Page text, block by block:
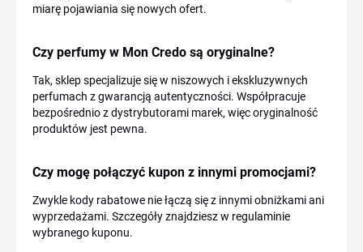
miarę pojawiania się nowych ofert.
Czy perfumy w Mon Credo są oryginalne?
Tak, sklep specjalizuje się w niszowych i ekskluzywnych
perfumach z gwarancją autentyczności. Współpracuje
bezpośrednio z dystrybutorami marek, więc oryginalność
produktów jest pewna.
Czy mogę połączyć kupon z innymi promocjami?
Zwykle kody rabatowe nie łączą się z innymi obniżkami ani
wyprzedażami. Szczegóły znajdziesz w regulaminie
wybranego kuponu.